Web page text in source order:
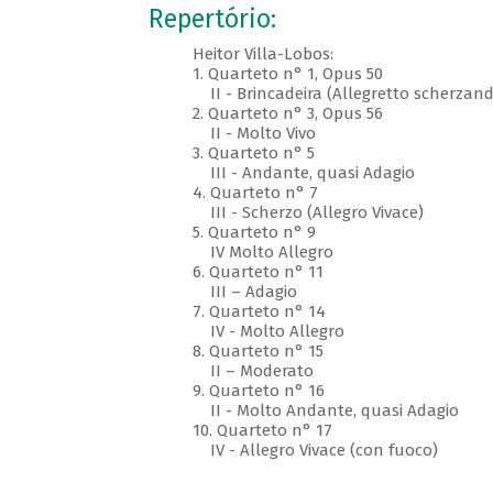
Repertório:
Heitor Villa-Lobos:
1. Quarteto n° 1, Opus 50
II - Brincadeira (Allegretto
2. Quarteto n° 3, Opus 56
II - Molto Vivo
3. Quarteto n° 5
III - Andante, quasi Adagio
4. Quarteto n° 7
III - Scherzo (Allegro Vivace)
5. Quarteto n° 9
IV Molto Allegro
6. Quarteto n° 11
III – Adagio
7. Quarteto n° 14
IV - Molto Allegro
8. Quarteto n° 15
II – Moderato
9. Quarteto n° 16
II - Molto Andante, quasi Adagio
10. Quarteto n° 17
IV - Allegro Vivace (con fuoco)